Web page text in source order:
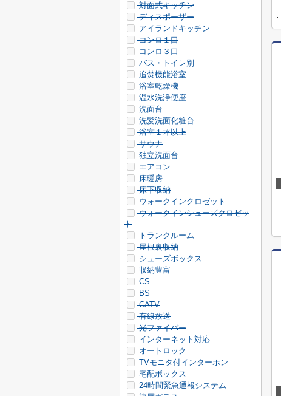
対面式キッチン
ディスポーザー
アイランドキッチン
コンロ１口
コンロ３口
バス・トイレ別
追焚機能浴室
浴室乾燥機
温水洗浄便座
洗面台
洗髪洗面化粧台
浴室１坪以上
サウナ
独立洗面台
エアコン
床暖房
床下収納
ウォークインクロゼット
ウォークインシューズクロゼッ
ト
トランクルーム
屋根裏収納
シューズボックス
収納豊富
CS
BS
CATV
有線放送
光ファイバー
インターネット対応
オートロック
TVモニタ付インターホン
宅配ボックス
24時間緊急通報システム